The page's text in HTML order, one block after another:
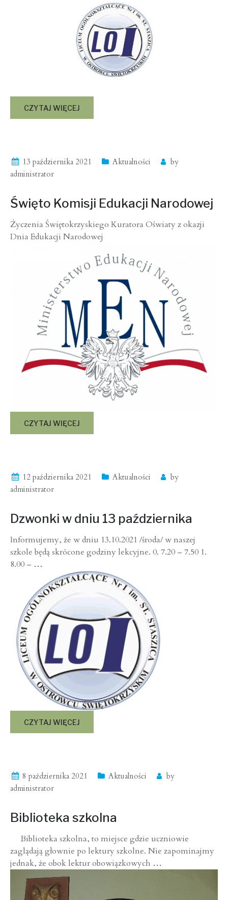
CZYTAJ WIĘCEJ
13 października 2021 Aktualności
by
administrator
Święto Komisji Edukacji Narodowej
Życzenia Świętokrzyskiego Kuratora Oświaty z okazji
Dnia Edukacji Narodowej
CZYTAJ WIĘCEJ
12 października 2021 Aktualności
by
administrator
Dzwonki w dniu 13 października
Informujemy, że w dniu 13.10.2021 /środa/ w naszej
szkole będą skrócone godziny lekcyjne. 0. 7.20 – 7.50 1.
8.00 – …
CZYTAJ WIĘCEJ
8 października 2021 Aktualności
by
administrator
Biblioteka szkolna
Biblioteka szkolna, to miejsce gdzie uczniowie
zaglądają głownie po lektury szkolne. Nie zapominajmy
jednak, że obok lektur obowiązkowych …